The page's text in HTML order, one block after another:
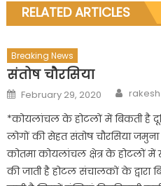
RELATED ARTICLES
Breaking News
संतोष चौरसिया
Posted
on
February 29, 2020 Author
rakesh
*कोयलांचल के होटलों में बिकती है
लोगों की सेहत संतोष चौरसिया
कोतमा कोयलांचल क्षेत्र के होटलों में
की जाती है होटल संचालकों के द्वारा